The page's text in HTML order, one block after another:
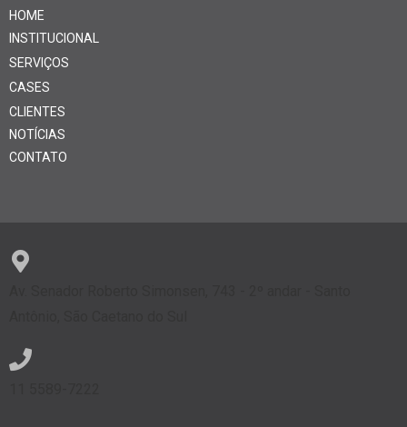
HOME
INSTITUCIONAL
SERVIÇOS
CASES
CLIENTES
NOTÍCIAS
CONTATO